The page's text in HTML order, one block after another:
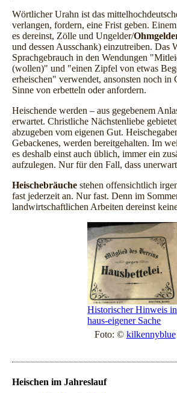
Wörtlicher Urahn ist das
verlangen, fordern, eine Frist geben.
es dereinst, Zölle und Ungelder/
und dessen Ausschank) einzutreiben. Das
Sprachgebrauch in den Wendungen
(wollen)" und "einen Zipfel von etwas
erheischen" verwendet, ansonsten noch in
Sinne von erbetteln oder anfordern.
Heischende werden – aus gegebenem
erwartet. Christliche Nächstenliebe
abzugeben vom eigenen Gut.
Gebackenes, werden bereitgehalten. Im
es deshalb einst auch üblich, immer ein
aufzulegen. Nur für den Fall, dass
Heischebräuche stehen offensichtlich
fast jederzeit an. Nur fast. Denn im
landwirtschaftlichen Arbeiten dereinst
Historischer Hinweis in
haus-eigener Sache
Foto: © kilkennyblue
Heischen im Jahreslauf